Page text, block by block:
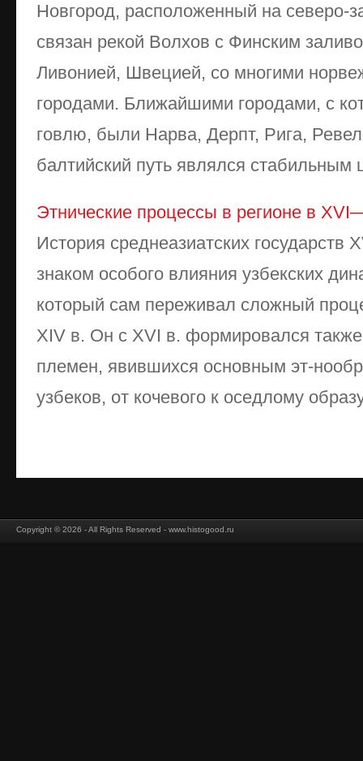
Новгород, расположенный на северо-
связан рекой Вол­хов с Финским
Ливонией, Швецией, со многими
городами. Ближайшими городами, с
говлю, были Нарва, Дерпт, Рига,
балтийский путь являлся
Этнические процессы в регионе в
История среднеазиатских
знаком особого влияния узбекских
который сам переживал сложный
XIV в. Он с XVI в. формировался
племен, явившихся основным эт-
узбеков, от кочевого к оседлому
Copyright © 2026 - All Rights Reserved - www.histogood.ru